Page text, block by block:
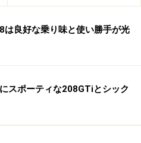
ブランド内において、その
したものになっている。要
グメントも変わる。
を採用。直立したフロント
ポイラーへと続くブラックダ
クステリア
は良好な乗り味と使い勝手が光
スポーティな208GTiとシック